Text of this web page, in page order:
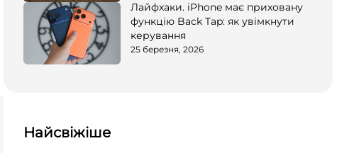
Лайфхаки. iPhone має приховану
функцію Back Tap: як увімкнути
керування
25 березня, 2026
Найсвіжіше